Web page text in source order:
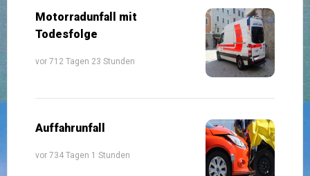
Motorradunfall mit
Todesfolge
vor 712 Tagen 23 Stunden
Auffahrunfall
vor 734 Tagen 1 Stunden